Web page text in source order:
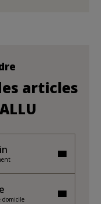
articles
domicile